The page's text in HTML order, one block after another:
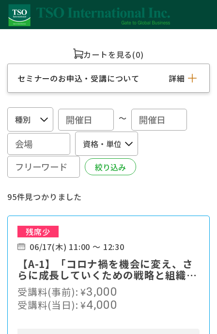
カートを見る(0)
セミナーのお申込・受講について 詳細
～
95件見つかりました
残席少
06/17(木) 11:00 ～ 12:30
【A-1】「コロナ禍を機会に変え、さ
らに成長していくための戦略と組織づ
くり」
受講料(事前):¥3,000
受講料(当日):¥4,000